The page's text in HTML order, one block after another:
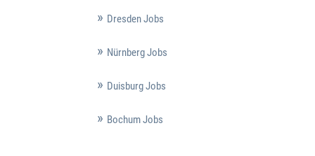
Dresden Jobs
Nürnberg Jobs
Duisburg Jobs
Bochum Jobs